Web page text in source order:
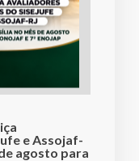
e Assojaf-
agosto para